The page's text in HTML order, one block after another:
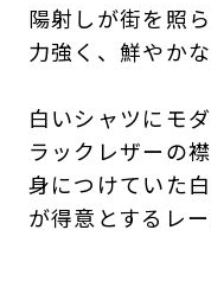
陽射しが街を照
力強く、鮮やか
白いシャツにモ
ラックレザーの
身につけていた
が得意とするレ